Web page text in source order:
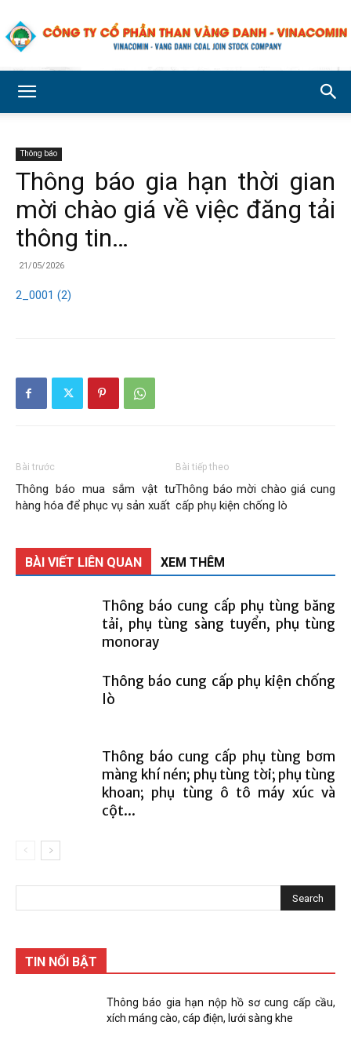
Công
phần
Danh
Thông báo
Thông báo gia hạn thời gian
mời chào giá về việc đăng tải
thông tin…
21/05/2026
2_0001 (2)
Bài trước
Thông báo mua sắm vật tư
hàng hóa để phục vụ sản xuất
Bài tiếp theo
Thông báo mời chào giá cung
cấp phụ kiện chống lò
BÀI VIẾT LIÊN QUAN XEM THÊM
Thông báo cung cấp phụ tùng băng
tải, phụ tùng sàng tuyển, phụ tùng
monoray
Thông báo cung cấp phụ kiện chống
lò
Thông báo cung cấp phụ tùng bơm
màng khí nén; phụ tùng tời; phụ tùng
khoan; phụ tùng ô tô máy xúc và
cột...
TIN NỔI BẬT
Thông báo gia hạn nộp hồ sơ cung cấp cầu,
xích máng cào, cáp điện, lưới sàng khe